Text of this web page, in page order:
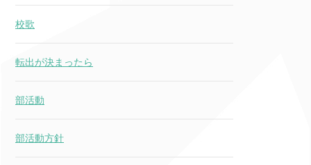
校歌
転出が決まったら
部活動
部活動方針